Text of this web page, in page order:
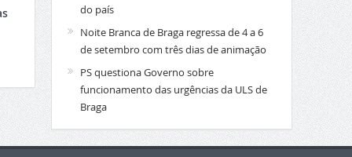
do país
Noite Branca de Braga regressa de 4 a 6
de setembro com três dias de animação
PS questiona Governo sobre
funcionamento das urgências da ULS de
Braga